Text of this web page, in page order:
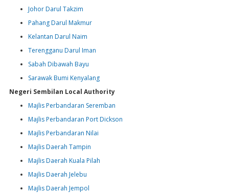
Johor Darul Takzim
Pahang Darul Makmur
Kelantan Darul Naim
Terengganu Darul Iman
Sabah Dibawah Bayu
Sarawak Bumi Kenyalang
Negeri Sembilan Local Authority
Majlis Perbandaran Seremban
Majlis Perbandaran Port Dickson
Majlis Perbandaran Nilai
Majlis Daerah Tampin
Majlis Daerah Kuala Pilah
Majlis Daerah Jelebu
Majlis Daerah Jempol